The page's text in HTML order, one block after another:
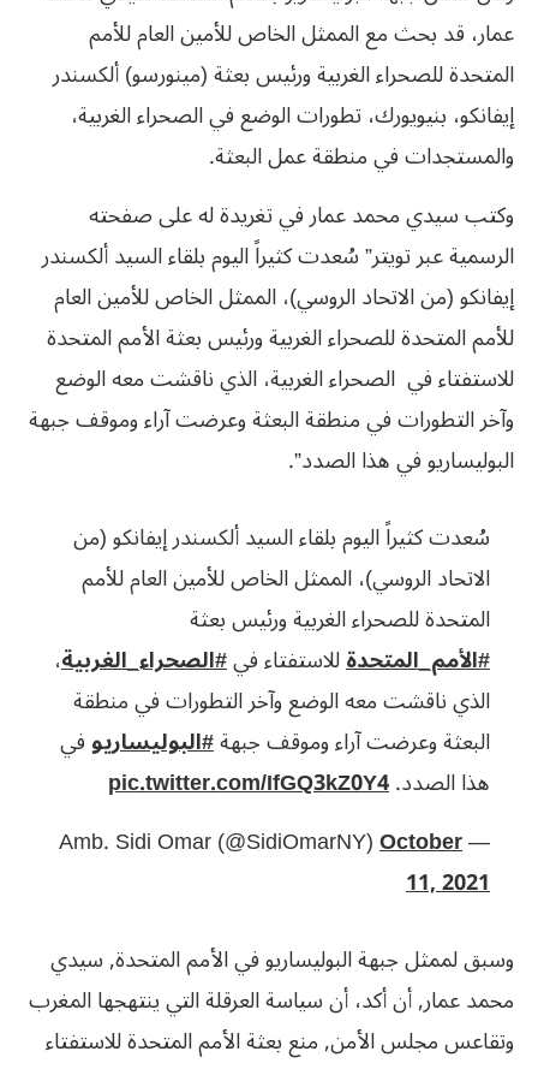
عمار، قد بحث مع الممثل الخاص للأمين العام للأمم
المتحدة للصحراء الغربية ورئيس بعثة (مينورسو) ألكسندر
إيفانكو، بنيويورك، تطورات الوضع في الصحراء الغربية،
والمستجدات في منطقة عمل البعثة.
وكتب سيدي محمد عمار في تغريدة له على صفحته
الرسمية عبر تويتر” سُعدت كثيراً اليوم بلقاء السيد ألكسندر
إيفانكو (من الاتحاد الروسي)، الممثل الخاص للأمين العام
للأمم المتحدة للصحراء الغربية ورئيس بعثة الأمم المتحدة
للاستفتاء في الصحراء الغربية، الذي ناقشت معه الوضع
وآخر التطورات في منطقة البعثة وعرضت آراء وموقف جبهة
البوليساريو في هذا الصدد”.
سُعدت كثيراً اليوم بلقاء السيد ألكسندر إيفانكو (من
الاتحاد الروسي)، الممثل الخاص للأمين العام للأمم
المتحدة للصحراء الغربية ورئيس بعثة
#الأمم_المتحدةللاستفتاء في#الصحراء_الغربية،
الذي ناقشت معه الوضع وآخر التطورات في منطقة
البعثة وعرضت آراء وموقف جبهة#البوليساريوفي
هذا الصدد.pic.twitter.com/IfGQ3kZ0Y4
— Amb. Sidi Omar (@SidiOmarNY)
October
11, 2021
وسبق لممثل جبهة البوليساريو في الأمم المتحدة, سيدي
محمد عمار, أن أكد، أن سياسة العرقلة التي ينتهجها المغرب
وتقاعس مجلس الأمن, منع بعثة الأمم المتحدة للاستفتاء